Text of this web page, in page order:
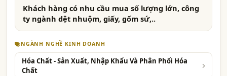
Khách hàng có nhu cầu mua số lượng lớn, công
ty ngành dệt nhuộm, giấy, gốm sứ,..
NGÀNH NGHỀ KINH DOANH
Hóa Chất - Sản Xuất, Nhập Khẩu Và Phân Phối Hóa
Chất